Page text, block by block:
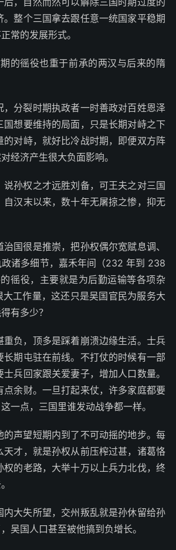
整个三国拿去跟任意一统国家平稳期
常的发展形式。
的徭役也重于前承的两汉与后来的隋
分裂时期执政者一时善政对百姓恩泽
想要维持的局面，只是长期对峙之下
对峙，就好比冷战时期，即便双方阵
经济产生很大负面影响。
孙权之才远胜刘备，可王夫之对三国
汉末以来，数十年无屠掠之惨，抑无
国很是推崇，把孙权偶尔宽赋息调、
诸多细节，嘉禾年间（232 年到 238
徭役，主要就是为后勤运输等各项杂
工作量，这还只是吴国官民为服务大
有多少？
重负，顶多是踩着崩溃边缘生活。士兵
期屯驻在前线。不打仗的时候有一部
兵回家跟关爱妻子，增加人口数量。
余财。一旦打起来仗，许多家庭都要
一点，三国里谁发动战争都一样。
声望短期内到了不可动摇的地步。每
才，就是孙权从前压榨过甚，诸葛恪
的老路，大举十万以上兵力北伐，终
大失所望，交州叛乱就是孙休留给孙
吴国人口甚至被他搞到负增长。